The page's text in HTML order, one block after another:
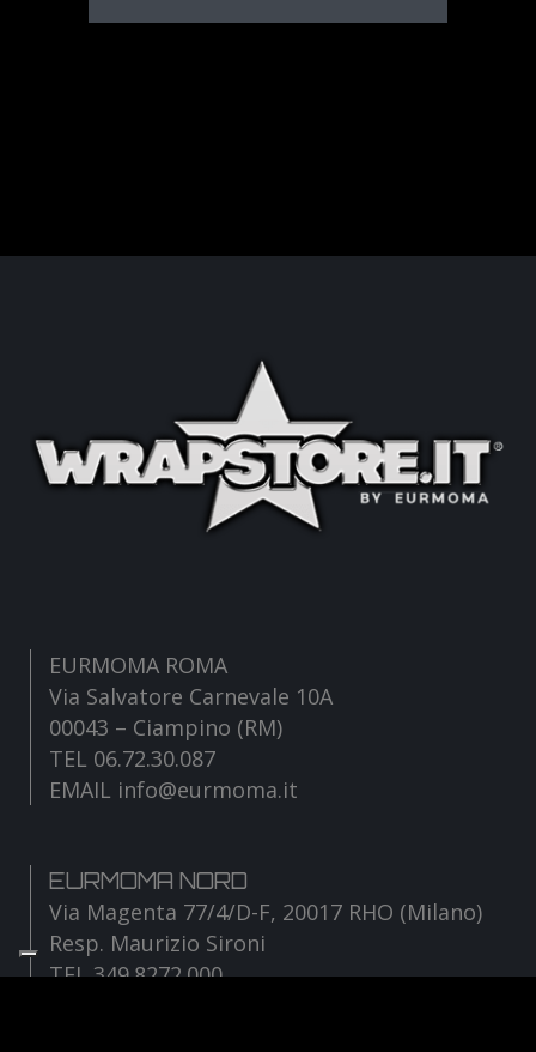
EURMOMA ROMA
Via Salvatore Carnevale 10A
00043 – Ciampino (RM)
TEL 06.72.30.087
EMAIL info@eurmoma.it
EURMOMA NORD
Via Magenta 77/4/D-F, 20017 RHO (Milano)
Resp. Maurizio Sironi
TEL 349.8272.000